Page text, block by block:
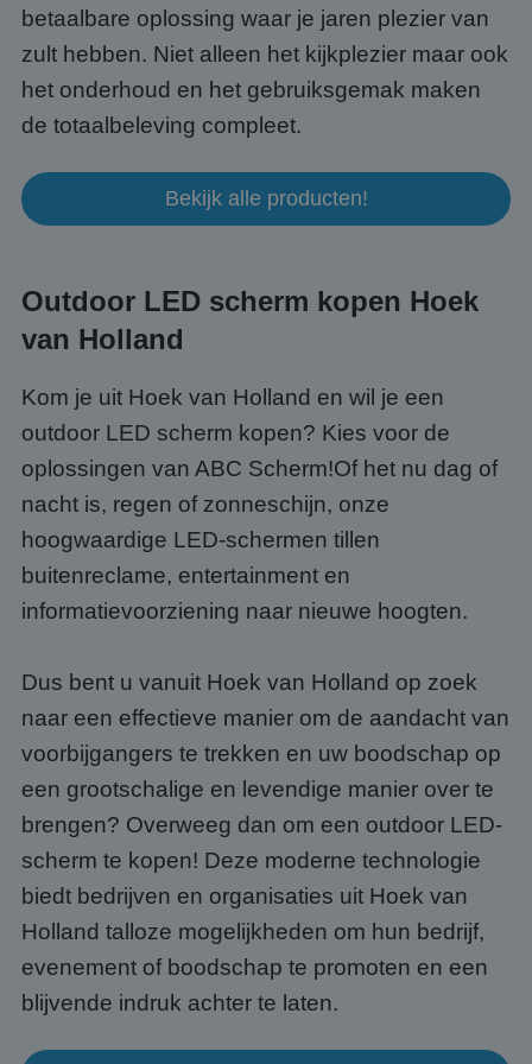
betaalbare oplossing waar je jaren plezier van
zult hebben. Niet alleen het kijkplezier maar ook
het onderhoud en het gebruiksgemak maken
de totaalbeleving compleet.
Bekijk alle producten!
Outdoor LED scherm kopen Hoek
van Holland
Kom je uit Hoek van Holland en wil je een
outdoor LED scherm kopen? Kies voor de
oplossingen van ABC Scherm!Of het nu dag of
nacht is, regen of zonneschijn, onze
hoogwaardige LED-schermen tillen
buitenreclame, entertainment en
informatievoorziening naar nieuwe hoogten.
Dus bent u vanuit Hoek van Holland op zoek
naar een effectieve manier om de aandacht van
voorbijgangers te trekken en uw boodschap op
een grootschalige en levendige manier over te
brengen? Overweeg dan om een outdoor LED-
scherm te kopen! Deze moderne technologie
biedt bedrijven en organisaties uit Hoek van
Holland talloze mogelijkheden om hun bedrijf,
evenement of boodschap te promoten en een
blijvende indruk achter te laten.